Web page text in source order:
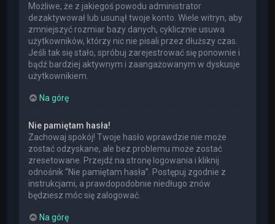
Możliwe, że z jakiegoś powodu administrator
dezaktywował lub usunął twoje konto. Wiele witryn, aby
zmniejszyć rozmiar bazy danych, cyklicznie usuwa
użytkowników, którzy nic nie pisali przez dłuższy czas.
Jeśli tak się stało, spróbuj zarejestrować się ponownie i
bądź bardziej aktywnym i zaangażowanym w dyskusje
użytkownikiem.
Na górę
Nie pamiętam hasła!
Zachowaj spokój! Twoje hasło wprawdzie nie może
zostać odzyskane, ale bez problemu może zostać
zresetowane. Przejdź na stronę logowania i kliknij
odnośnik “Nie pamiętam hasła”. Postępuj zgodnie z
instrukcjami, a prawdopodobnie niedługo znów
będziesz móc się zalogować.
Na górę